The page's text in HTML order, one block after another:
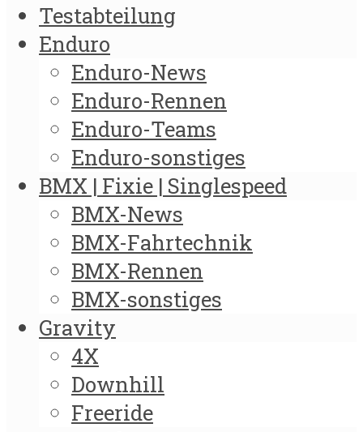
Testabteilung
Enduro
Enduro-News
Enduro-Rennen
Enduro-Teams
Enduro-sonstiges
BMX | Fixie | Singlespeed
BMX-News
BMX-Fahrtechnik
BMX-Rennen
BMX-sonstiges
Gravity
4X
Downhill
Freeride